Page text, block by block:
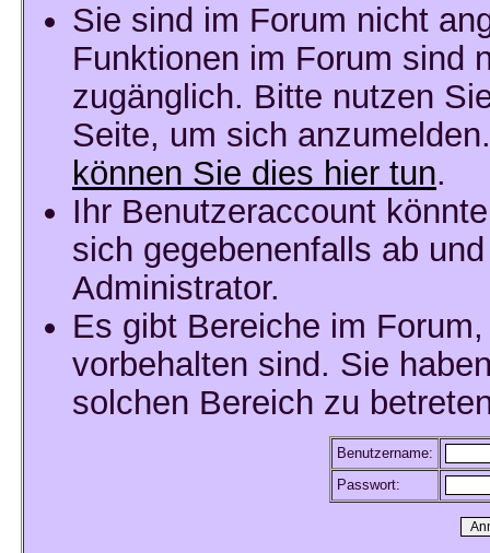
Sie sind im Forum nicht
Funktionen im Forum sind
zugänglich. Bitte nutzen
Seite, um sich
können Sie dies hier tun.
Ihr Benutzeraccount
sich gegebenenfalls ab
Administrator.
Es gibt Bereiche im
vorbehalten sind. Sie
solchen Bereich zu
Benutzername:
Passwort: